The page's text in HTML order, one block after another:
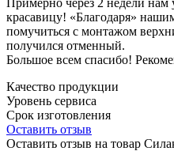
красавицу! «Благодаря»
помучиться с монтажом
получился отменный.
Большое всем спасибо!
Качество продукции
Уровень сервиса
Срок изготовления
Оставить отзыв
Оставить отзыв на товар